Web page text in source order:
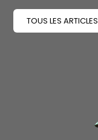
TOUS LES ARTICLES